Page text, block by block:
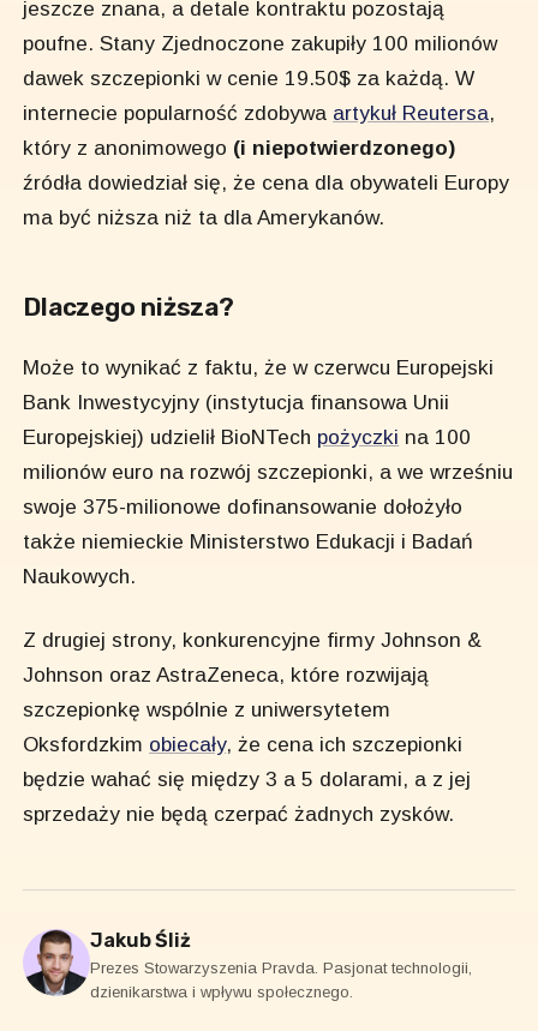
jeszcze znana, a detale kontraktu pozostają
poufne. Stany Zjednoczone zakupiły 100 milionów
dawek szczepionki w cenie 19.50$ za każdą. W
internecie popularność zdobywa artykuł Reutersa,
który z anonimowego (i niepotwierdzonego)
źródła dowiedział się, że cena dla obywateli Europy
ma być niższa niż ta dla Amerykanów.
Dlaczego niższa?
Może to wynikać z faktu, że w czerwcu Europejski
Bank Inwestycyjny (instytucja finansowa Unii
Europejskiej) udzielił BioNTech pożyczki na 100
milionów euro na rozwój szczepionki, a we wrześniu
swoje 375-milionowe dofinansowanie dołożyło
także niemieckie Ministerstwo Edukacji i Badań
Naukowych.
Z drugiej strony, konkurencyjne firmy Johnson &
Johnson oraz AstraZeneca, które rozwijają
szczepionkę wspólnie z uniwersytetem
Oksfordzkim obiecały, że cena ich szczepionki
będzie wahać się między 3 a 5 dolarami, a z jej
sprzedaży nie będą czerpać żadnych zysków.
Jakub Śliż
Prezes Stowarzyszenia Pravda. Pasjonat technologii,
dzienikarstwa i wpływu społecznego.